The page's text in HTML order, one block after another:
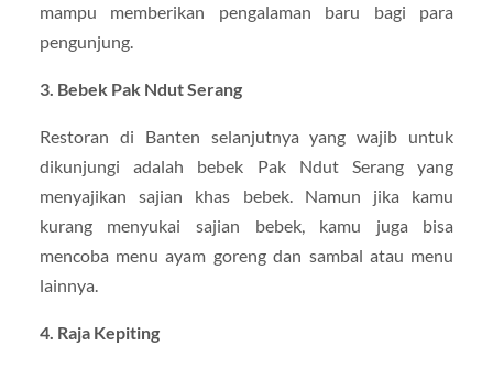
mampu memberikan pengalaman baru bagi para
pengunjung.
3. Bebek Pak Ndut Serang
Restoran di Banten selanjutnya yang wajib untuk
dikunjungi adalah bebek Pak Ndut Serang yang
menyajikan sajian khas bebek. Namun jika kamu
kurang menyukai sajian bebek, kamu juga bisa
mencoba menu ayam goreng dan sambal atau menu
lainnya.
4. Raja Kepiting